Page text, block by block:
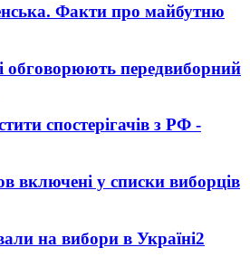
Факти про майбутню
передвиборний
спостерігачів з РФ -
включені у списки виборців
на вибори в Україні2